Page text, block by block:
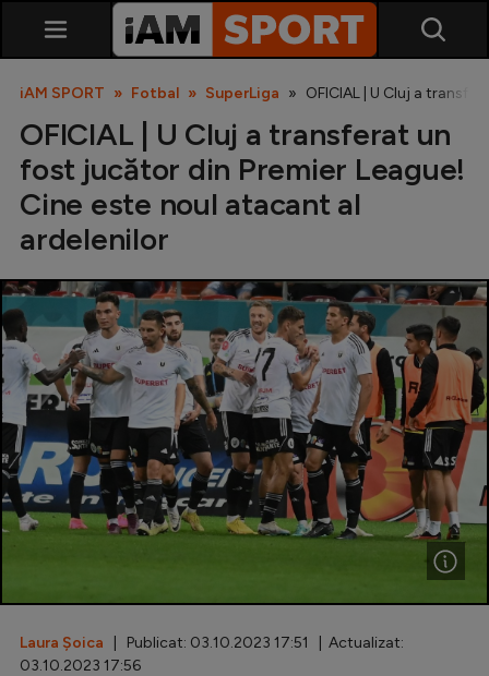
SuperLiga
Liga 2
Cupa României
Echipa Națională
U21
Fotbal feminin
Special
Inedit
Clasamente
iAM SPORT Fotbal SuperLiga OFICIAL | U Cluj a
OFICIAL | U Cluj a transferat un
fost jucător din Premier League!
Cine este noul atacant al
ardelenilor
Laura Șoica | Publicat: 03.10.2023 17:51 | Actualizat:
03.10.2023 17:56